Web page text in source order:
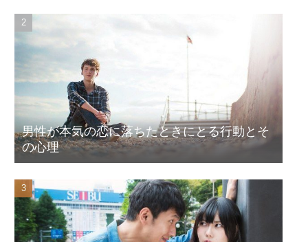
男性が本気の恋に落ちたときにとる行動とそ
の心理